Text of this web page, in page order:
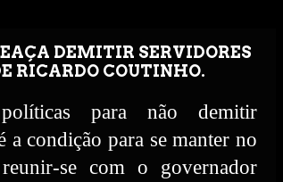
DEMITIR SERVIDORES
RICARDO COUTINHO.
para não demitir
a condição para se manter no
se com o governador